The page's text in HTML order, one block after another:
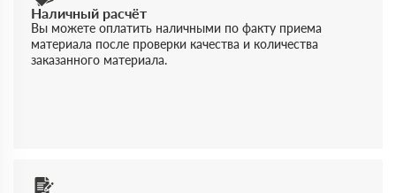
Наличный расчёт
Вы можете оплатить наличными по факту приема
материала после проверки качества и количества
заказанного материала.